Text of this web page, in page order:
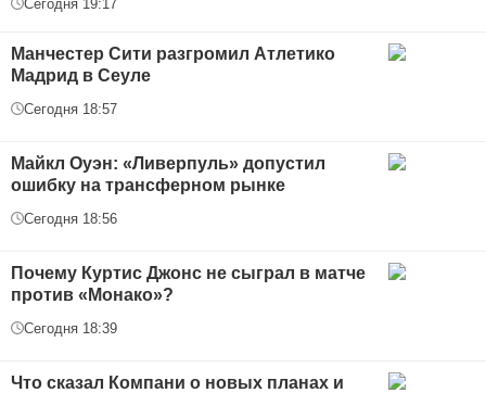
Сегодня 19:17
Манчестер Сити разгромил Атлетико
Мадрид в Сеуле
Сегодня 18:57
Майкл Оуэн: «Ливерпуль» допустил
ошибку на трансферном рынке
Сегодня 18:56
Почему Куртис Джонс не сыграл в матче
против «Монако»?
Сегодня 18:39
Что сказал Компани о новых планах и